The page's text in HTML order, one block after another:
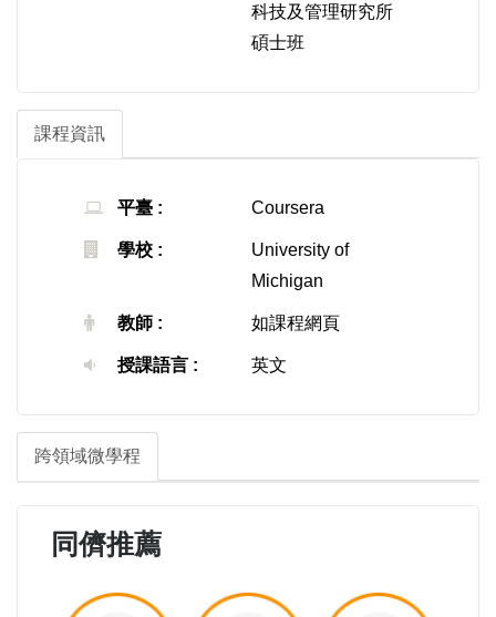
科技及管理研究所
碩士班
課程資訊
平臺 : Coursera
學校 :
University of
Michigan
教師 : 如課程網頁
授課語言 : 英文
跨領域微學程
同儕推薦